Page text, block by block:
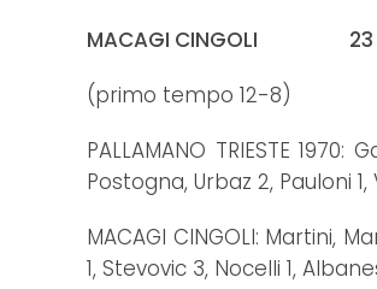
MACAGI CINGOLI 23
(primo tempo 12-8)
PALLAMANO TRIESTE
Postogna, Urbaz 2, Pauloni
MACAGI CINGOLI: Martini,
1, Stevovic 3, Nocelli 1,